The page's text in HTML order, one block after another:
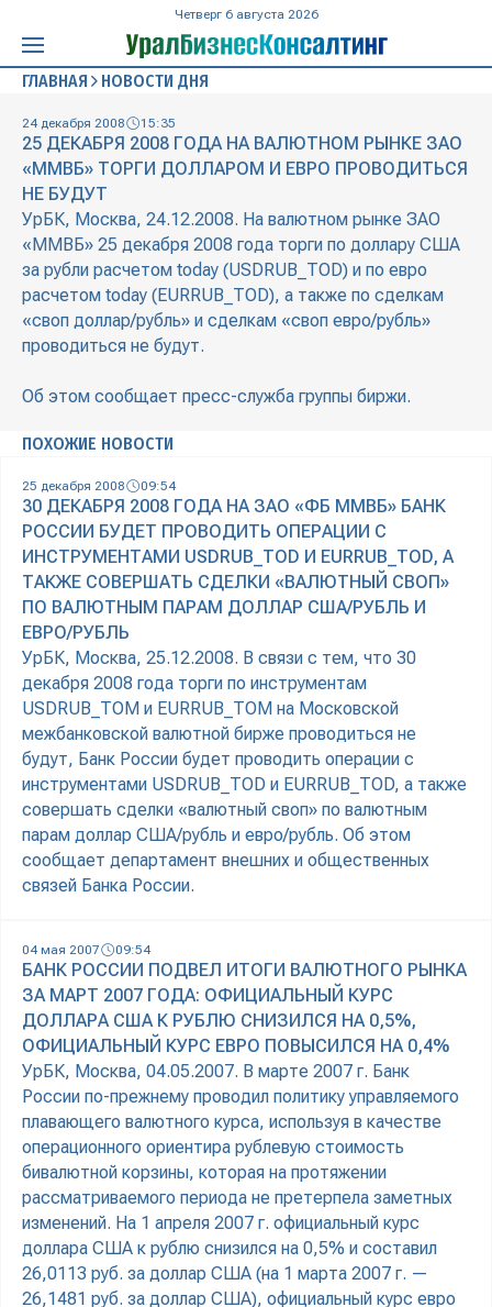
Четверг 6 августа 2026
ГЛАВНАЯ НОВОСТИ ДНЯ
24 декабря 2008 15:35
25 ДЕКАБРЯ 2008 ГОДА НА ВАЛЮТНОМ РЫНКЕ ЗАО
«ММВБ» ТОРГИ ДОЛЛАРОМ И ЕВРО ПРОВОДИТЬСЯ
НЕ БУДУТ
УрБК, Москва, 24.12.2008. На валютном рынке ЗАО
«ММВБ» 25 декабря 2008 года торги по доллару США
за рубли расчетом today (USDRUB_TOD) и по евро
расчетом today (EURRUB_TOD), а также по сделкам
«своп доллар/рубль» и сделкам «своп евро/рубль»
проводиться не будут.
Об этом сообщает пресс-служба группы биржи.
ПОХОЖИЕ НОВОСТИ
25 декабря 2008 09:54
30 ДЕКАБРЯ 2008 ГОДА НА ЗАО «ФБ ММВБ» БАНК
РОССИИ БУДЕТ ПРОВОДИТЬ ОПЕРАЦИИ С
ИНСТРУМЕНТАМИ USDRUB_TOD И EURRUB_TOD, А
ТАКЖЕ СОВЕРШАТЬ СДЕЛКИ «ВАЛЮТНЫЙ СВОП»
ПО ВАЛЮТНЫМ ПАРАМ ДОЛЛАР США/РУБЛЬ И
ЕВРО/РУБЛЬ
УрБК, Москва, 25.12.2008. В связи с тем, что 30
декабря 2008 года торги по инструментам
USDRUB_TOM и EURRUB_TOM на Московской
межбанковской валютной бирже проводиться не
будут, Банк России будет проводить операции с
инструментами USDRUB_TOD и EURRUB_TOD, а также
совершать сделки «валютный своп» по валютным
парам доллар США/рубль и евро/рубль. Об этом
сообщает департамент внешних и общественных
связей Банка России.
04 мая 2007 09:54
БАНК РОССИИ ПОДВЕЛ ИТОГИ ВАЛЮТНОГО РЫНКА
ЗА МАРТ 2007 ГОДА: ОФИЦИАЛЬНЫЙ КУРС
ДОЛЛАРА США К РУБЛЮ СНИЗИЛСЯ НА 0,5%,
ОФИЦИАЛЬНЫЙ КУРС ЕВРО ПОВЫСИЛСЯ НА 0,4%
УрБК, Москва, 04.05.2007. В марте 2007 г. Банк
России по-прежнему проводил политику управляемого
плавающего валютного курса, используя в качестве
операционного ориентира рублевую стоимость
бивалютной корзины, которая на протяжении
рассматриваемого периода не претерпела заметных
изменений. На 1 апреля 2007 г. официальный курс
доллара США к рублю снизился на 0,5% и составил
26,0113 руб. за доллар США (на 1 марта 2007 г. —
26,1481 руб. за доллар США), официальный курс евро